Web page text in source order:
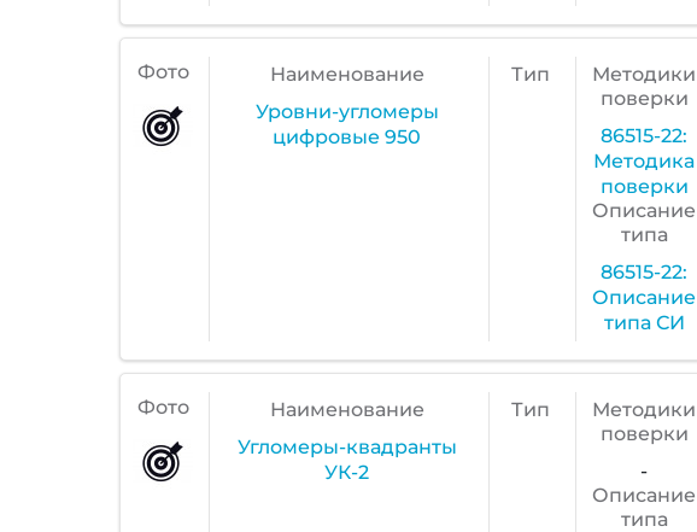
Фото
Наименование
Уровни-угломеры
цифровые 950
Тип
Методики
поверки
86515-22:
Методика
поверки
Описание
типа
86515-22:
Описание
типа СИ
Фото
Наименование
Угломеры-квадранты
УК-2
Тип
Методики
поверки
-
Описание
типа